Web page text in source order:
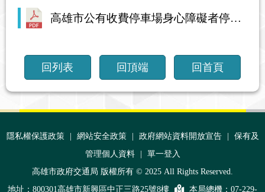
高雄市公有收費停車場身心障礙者停車優惠規定(新修訂).pdf
回列表 回頂端 回首頁
:::
隱私權保護政策 | 網站安全政策 | 政府網站資料開放宣告 |
保有及
管理個人資料
|
單一登入
高雄市政府交通局 版權所有 © 2025 All Rights Reserved.
地址：800301高雄市新興區中正三路25號8樓
本局總機： 07-229-